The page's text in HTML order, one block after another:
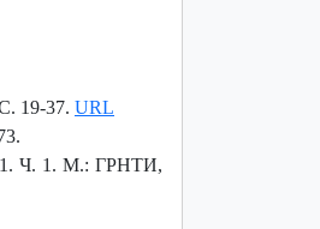
19-37. URL
1. Ч. 1. М.: ГРНТИ,